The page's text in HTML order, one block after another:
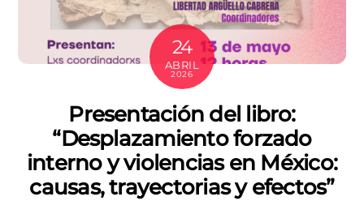
24
ABRIL
2026
Presentación del libro:
“Desplazamiento forzado
interno y violencias en México:
causas, trayectorias y efectos”